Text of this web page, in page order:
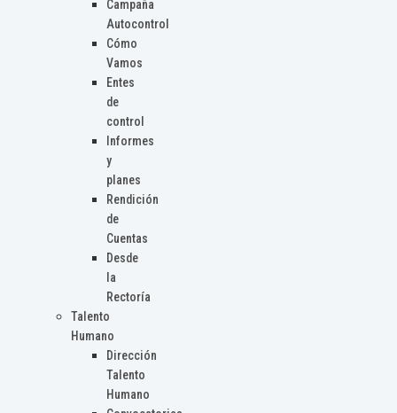
Campaña
Autocontrol
Cómo
Vamos
Entes
de
control
Informes
y
planes
Rendición
de
Cuentas
Desde
la
Rectoría
Talento
Humano
Dirección
Talento
Humano